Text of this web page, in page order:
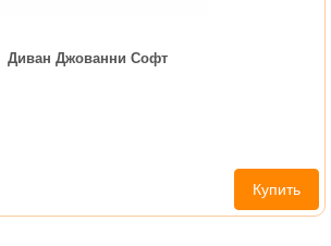
Диван Джованни Софт
Купить